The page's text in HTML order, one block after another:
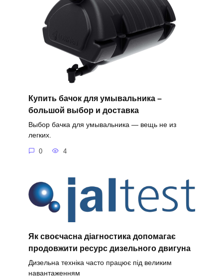
Купить бачок для умывальника –
большой выбор и доставка
Выбор бачка для умывальника — вещь не из
легких.
0 4
Як своєчасна діагностика допомагає
продовжити ресурс дизельного двигуна
Дизельна техніка часто працює під великим
навантаженням